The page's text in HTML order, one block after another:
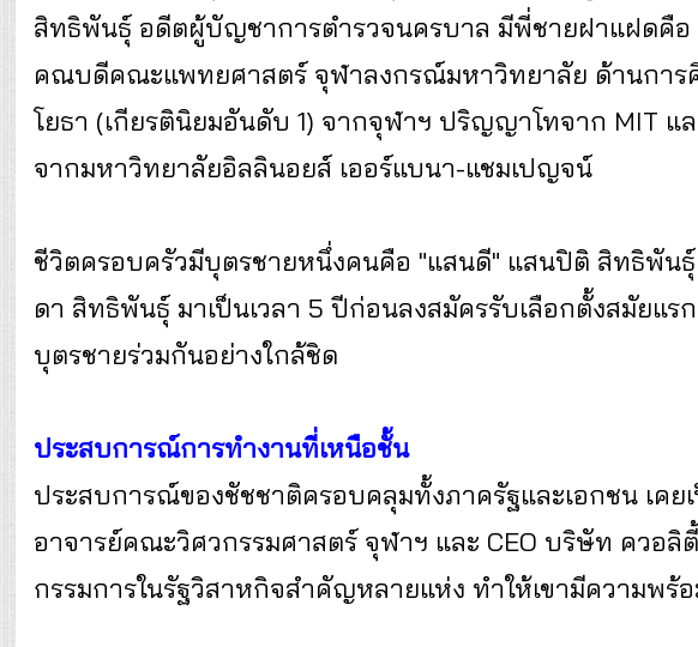
สิทธิพันธุ์ อดีตผู้บัญชาการตำรวจนครบาล มีพี่ชายฝาแฝดคือ
คณบดีคณะแพทยศาสตร์ จุฬาลงกรณ์มหาวิทยาลัย ด้านการ
โยธา (เกียรตินิยมอันดับ 1) จากจุฬาฯ ปริญญาโทจาก MIT แ
จากมหาวิทยาลัยอิลลินอยส์ เออร์แบนา-แชมเปญจน์
ชีวิตครอบครัวมีบุตรชายหนึ่งคนคือ "แสนดี" แสนปิติ สิทธิพัน
ดา สิทธิพันธุ์ มาเป็นเวลา 5 ปีก่อนลงสมัครรับเลือกตั้งสมัยแ
บุตรชายร่วมกันอย่างใกล้ชิด
ประสบการณ์การทำงานที่เหนือชั้น
ประสบการณ์ของชัชชาติครอบคลุมทั้งภาครัฐและเอกชน เคย
อาจารย์คณะวิศวกรรมศาสตร์ จุฬาฯ และ CEO บริษัท ควอลิ
กรรมการในรัฐวิสาหกิจสำคัญหลายแห่ง ทำให้เขามีความพร้